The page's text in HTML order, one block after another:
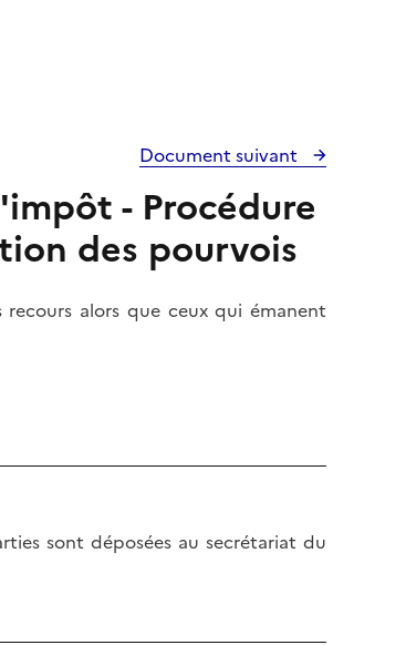
Document suivant
- Procédure
des pourvois
alors que ceux qui émanent
sont déposées au secrétariat du